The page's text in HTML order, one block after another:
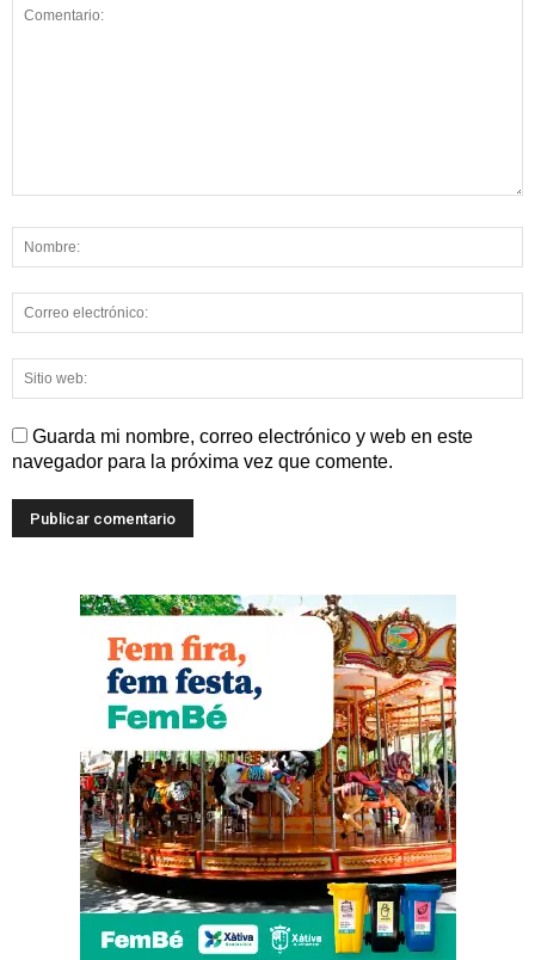
Guarda mi nombre, correo electrónico y web en este
navegador para la próxima vez que comente.